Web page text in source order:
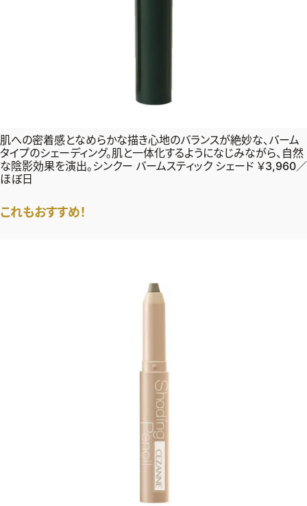
肌への密着感となめらかな描き心地のバランスが絶妙な、バーム
タイプのシェーディング。肌と一体化するようになじみながら、自然
な陰影効果を演出。シンクー バームスティック シェード ￥3,960／
ほぼ日
これもおすすめ！